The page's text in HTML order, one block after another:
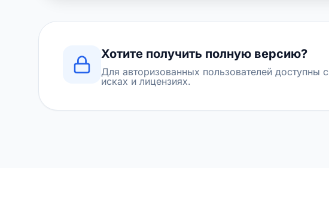
Хотите получить полную версию?
Для авторизованных пользователей
исках и лицензиях.